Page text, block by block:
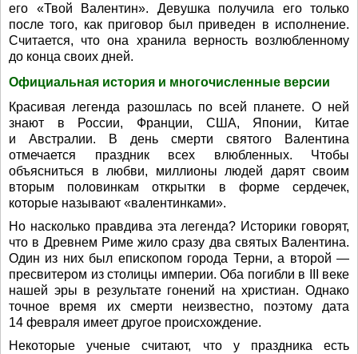
его «Твой Валентин». Девушка получила его только
после того, как приговор был приведен в исполнение.
Считается, что она хранила верность возлюбленному
до конца своих дней.
Официальная история и многочисленные версии
Красивая легенда разошлась по всей планете. О ней
знают в России, Франции, США, Японии, Китае
и Австралии. В день смерти святого Валентина
отмечается праздник всех влюбленных. Чтобы
объясниться в любви, миллионы людей дарят своим
вторым половинкам открытки в форме сердечек,
которые называют «валентинками».
Но насколько правдива эта легенда? Историки говорят,
что в Древнем Риме жило сразу два святых Валентина.
Один из них был епископом города Терни, а второй —
пресвитером из столицы империи. Оба погибли в III веке
нашей эры в результате гонений на христиан. Однако
точное время их смерти неизвестно, поэтому дата
14 февраля имеет другое происхождение.
Некоторые ученые считают, что у праздника есть